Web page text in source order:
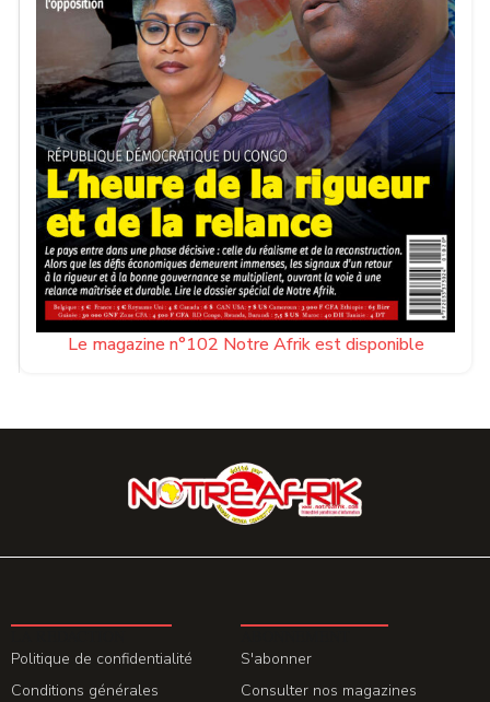
Le magazine n°102 Notre Afrik est disponible
Politique de confidentialité
Conditions générales
S'abonner
Consulter nos magazines